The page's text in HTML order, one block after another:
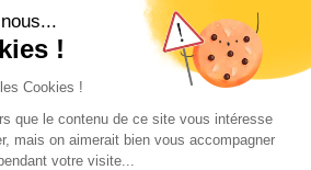
tétine, sac de
transport
129,90 €TTC
Livraison à Domicile
DISPONIBLE EN LIVRAISON : EN STOCK